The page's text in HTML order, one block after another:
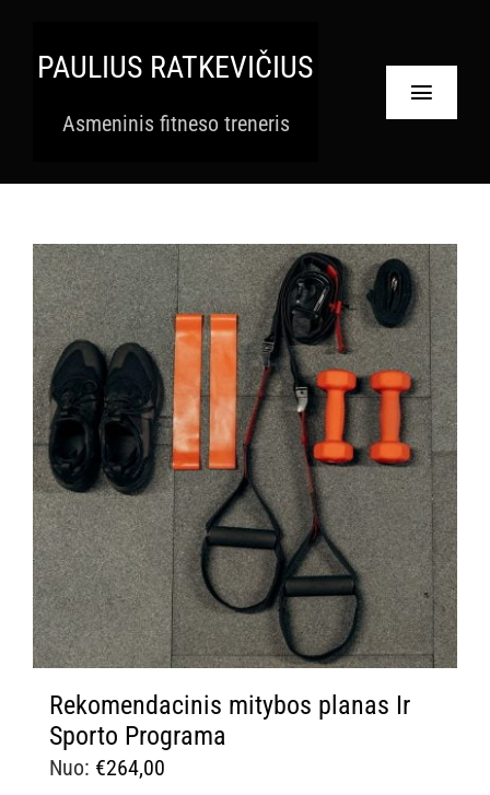
contentPAULIUS RATKEVIČIUS
Asmeninis fitneso treneris
Toggle
Apie
Krepšelis
Paskyra
Rekomendacinis mitybos planas Ir
Sporto Programa
Nuo: €264,00